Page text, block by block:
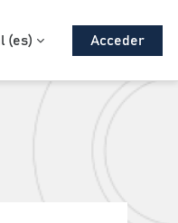
‎(es)‎ Acceder